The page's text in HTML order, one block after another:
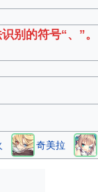
别的符号“、”。
奇美拉